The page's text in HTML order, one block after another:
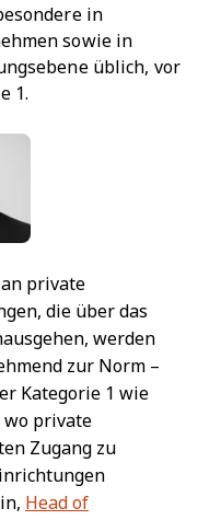
in
sowie in
üblich, vor
1.
private
die über das
werden
zur Norm –
Kategorie 1 wie
wo private
Zugang zu
Head of